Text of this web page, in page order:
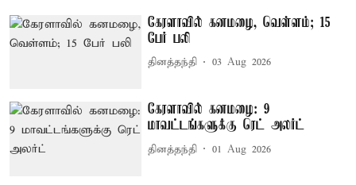
கேரளாவில் கனமழை, வெள்ளம்; 15
பேர் பலி
தினத்தந்தி 03 Aug 2026
கேரளாவில் கனமழை: 9
மாவட்டங்களுக்கு ரெட் அலர்ட்
தினத்தந்தி 01 Aug 2026